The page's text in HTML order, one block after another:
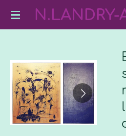
Passer
N.LANDRY-